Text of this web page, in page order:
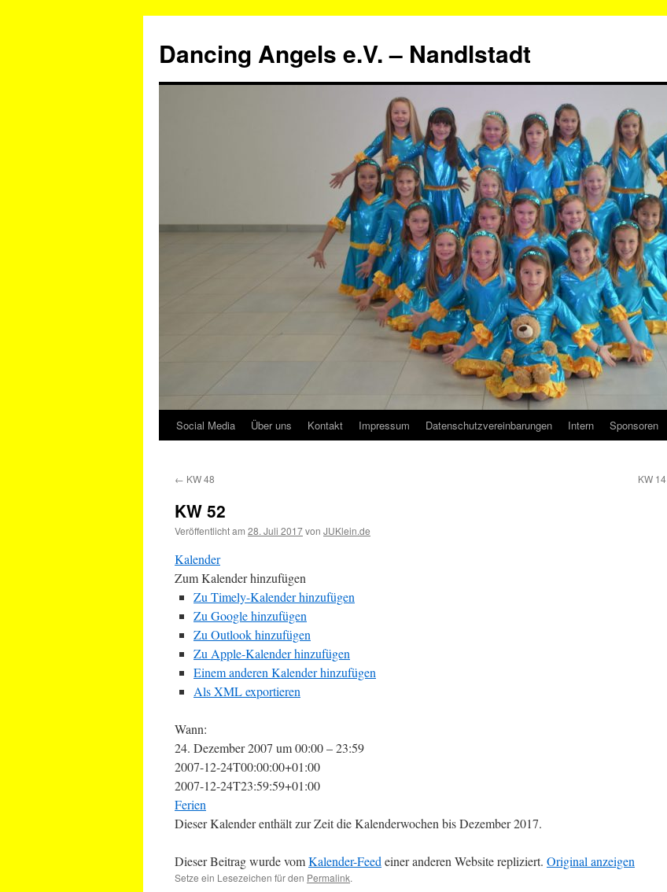
springen
Dancing Angels e.V. – Nandlstadt
Social Media Über uns Kontakt Impressum Datenschutzvereinbarungen Intern Sponsoren
← KW 48 KW 14
KW 52
Veröffentlicht am 28. Juli 2017von JUKlein.de
Kalender
Zum Kalender hinzufügen
Zu Timely-Kalender hinzufügen
Zu Google hinzufügen
Zu Outlook hinzufügen
Zu Apple-Kalender hinzufügen
Einem anderen Kalender hinzufügen
Als XML exportieren
Wann:
24. Dezember 2007 um 00:00 – 23:59
2007-12-24T00:00:00+01:00
2007-12-24T23:59:59+01:00
Ferien
Dieser Kalender enthält zur Zeit die Kalenderwochen bis Dezember 2017.
Dieser Beitrag wurde vomKalender-Feed einer anderen Website repliziert. Original anzeigen
Setze ein Lesezeichen für den Permalink.